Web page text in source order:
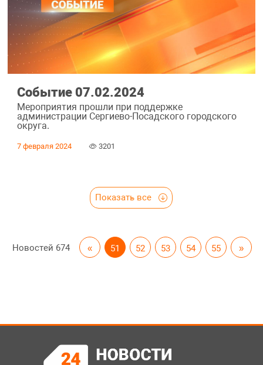
Событие 07.02.2024
Мероприятия прошли при поддержке
администрации Сергиево-Посадского городского
округа.
7 февраля 2024 3201
Показать все
Новостей 674 « 51 52 53 54 55 »